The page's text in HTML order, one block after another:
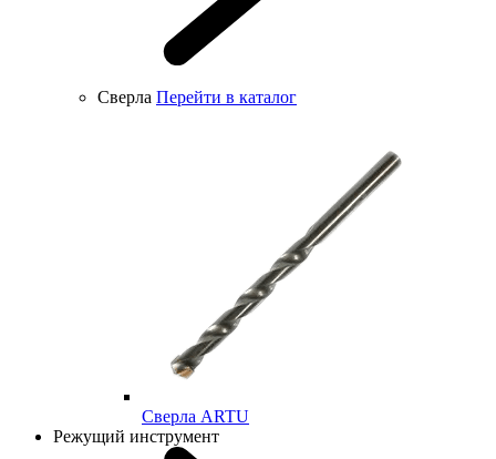
Сверла Перейти в каталог
Cверла ARTU
Режущий инструмент